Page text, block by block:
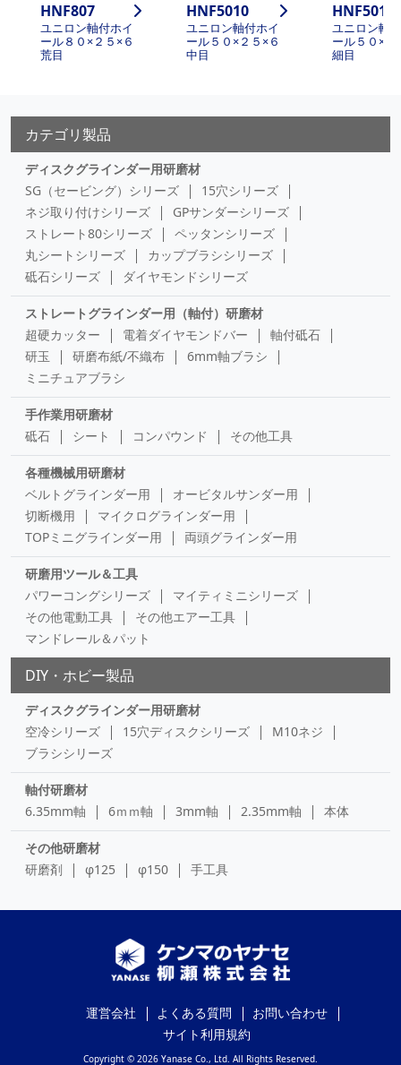
HNF807
ユニロン軸付ホイ
ール８０×２５×６
荒目
HNF5010
ユニロン軸付ホイ
ール５０×２５×６
中目
HNF5011
ユニロン軸
ール５０×２
細目
カテゴリ製品
ディスクグラインダー用研磨材
SG（セービング）シリーズ
15穴シリーズ
ネジ取り付けシリーズ
GPサンダーシリーズ
ストレート80シリーズ
ペッタンシリーズ
丸シートシリーズ
カップブラシシリーズ
砥石シリーズ
ダイヤモンドシリーズ
ストレートグラインダー用（軸付）研磨材
超硬カッター
電着ダイヤモンドバー
軸付砥石
研玉
研磨布紙/不織布
6mm軸ブラシ
ミニチュアブラシ
手作業用研磨材
砥石
シート コンパウンド その他工具
各種機械用研磨材
ベルトグラインダー用
オービタルサンダー用
切断機用
マイクログラインダー用
TOPミニグラインダー用
両頭グラインダー用
研磨用ツール＆工具
パワーコングシリーズ
マイティミニシリーズ
その他電動工具
その他エアー工具
マンドレール＆パット
DIY・ホビー製品
ディスクグラインダー用研磨材
空冷シリーズ
15穴ディスクシリーズ
M10ネジ
ブラシシリーズ
軸付研磨材
6.35mm軸
6ｍｍ軸 3mm軸 2.35mm軸 本体
その他研磨材
研磨剤
φ125 φ150 手工具
運営会社 よくある質問
お問い合わせ
サイト利用規約
Copyright © 2026 Yanase Co., Ltd. All Rights Reserved.